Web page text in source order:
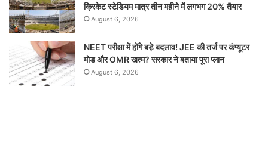
क्रिकेट स्टेडियम मात्र तीन महीने में लगभग 20% तैयार
August 6, 2026
NEET परीक्षा में होंगे बड़े बदलाव! JEE की तर्ज पर कंप्यूटर
मोड और OMR खत्म? सरकार ने बताया पूरा प्लान
August 6, 2026